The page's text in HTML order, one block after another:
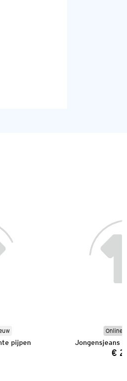
pijpen
Online
Jongensjeans
€